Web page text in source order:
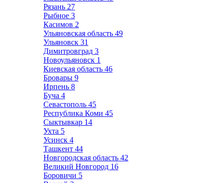
Рязань 27
Рыбное 3
Касимов 2
Ульяновская область 49
Ульяновск 31
Димитровград 3
Новоульяновск 1
Киевская область 46
Бровары 9
Ирпень 8
Буча 4
Севастополь 45
Республика Коми 45
Сыктывкар 14
Ухта 5
Усинск 4
Ташкент 44
Новгородская область 42
Великий Новгород 16
Боровичи 5